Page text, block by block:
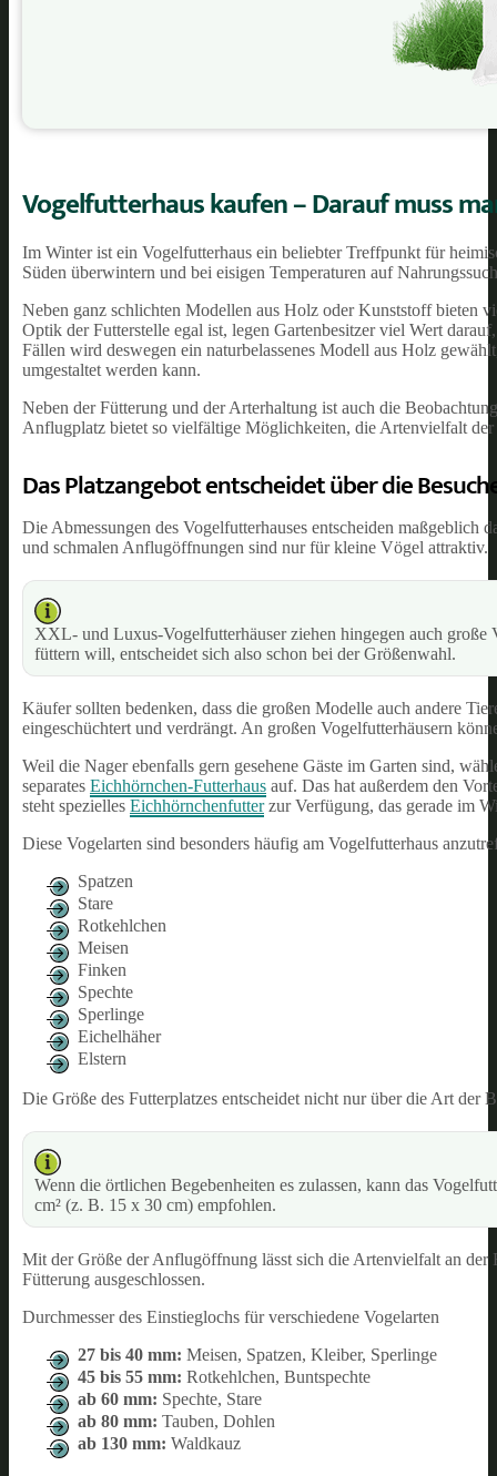
Vogelfutterhaus kaufen – Darauf muss
Im Winter ist ein Vogelfutterhaus ein beliebter Treffpunkt für
Süden überwintern und bei eisigen Temperaturen auf
Neben ganz schlichten Modellen aus Holz oder Kunststoff bieten
Optik der Futterstelle egal ist, legen Gartenbesitzer viel Wert
Fällen wird deswegen ein naturbelassenes Modell aus Holz
umgestaltet werden kann.
Neben der Fütterung und der Arterhaltung ist auch die
Anflugplatz bietet so vielfältige Möglichkeiten, die Artenvielfalt
Das Platzangebot entscheidet über die
Die Abmessungen des Vogelfutterhauses entscheiden maßgeblich
und schmalen Anflugöffnungen sind nur für kleine Vögel attraktiv.
XXL- und Luxus-Vogelfutterhäuser ziehen hingegen auch
füttern will, entscheidet sich also schon bei der Größenwahl.
Käufer sollten bedenken, dass die großen Modelle auch andere
eingeschüchtert und verdrängt. An großen Vogelfutterhäusern
Weil die Nager ebenfalls gern gesehene Gäste im Garten sind,
separates Eichhörnchen-Futterhaus auf. Das hat außerdem den
steht spezielles Eichhörnchenfutterzur Verfügung, das gerade im
Diese Vogelarten sind besonders häufig am Vogelfutterhaus
Spatzen
Stare
Rotkehlchen
Meisen
Finken
Spechte
Sperlinge
Eichelhäher
Elstern
Die Größe des Futterplatzes entscheidet nicht nur über die Art der
Wenn die örtlichen Begebenheiten es zulassen, kann das
cm² (z. B. 15 x 30 cm) empfohlen.
Mit der Größe der Anflugöffnung lässt sich die Artenvielfalt an der
Fütterung ausgeschlossen.
Durchmesser des Einstieglochs für verschiedene Vogelarten
27 bis 40 mm: Meisen, Spatzen, Kleiber, Sperlinge
45 bis 55 mm: Rotkehlchen, Buntspechte
ab 60 mm: Spechte, Stare
ab 80 mm: Tauben, Dohlen
ab 130 mm: Waldkauz